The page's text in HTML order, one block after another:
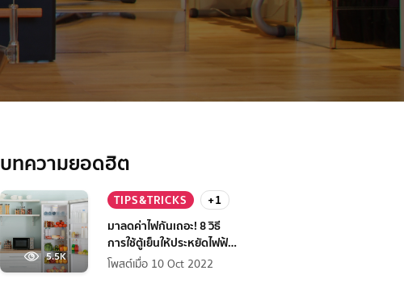
บทความยอดฮิต
5.5K
TIPS&TRICKS
+1
มาลดค่าไฟกันเถอะ! 8 วิธี
การใช้ตู้เย็นให้ประหยัดไฟฟ้า
กว่าเดิม
โพสต์เมื่อ 10 Oct 2022